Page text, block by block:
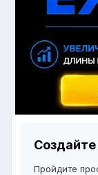
Пройдите